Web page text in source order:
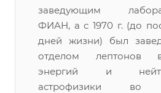
заведующим
ФИАН, а с 1970 г. (до
дней жизни) был
отделом лептонов
энергий и
астрофизики во